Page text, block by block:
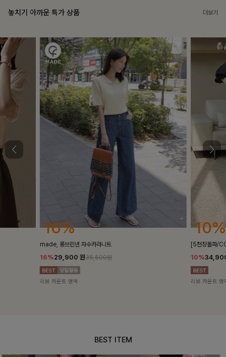
놓치기 아까운 특가 상품 더보기
10%
[5천장돌파/COOL]멜틴 퍼프블라우스
10%34,900 원38,700원
리뷰 카운트 영역
10%
퍼피스트라이
10%
리뷰 카운트 영
BEST ITEM